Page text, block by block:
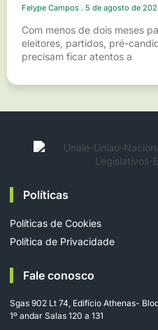
Felype Campos 5 de agosto de
Com menos de dois meses
eleitores, partidos, pré-
precisam ficar atentos a
Políticas
Políticas de Cookies
Política de Privacidade
Fale conosco
Sgas 902 Lt 74, Edifício Athenas-
1º andar Salas 120 a 131